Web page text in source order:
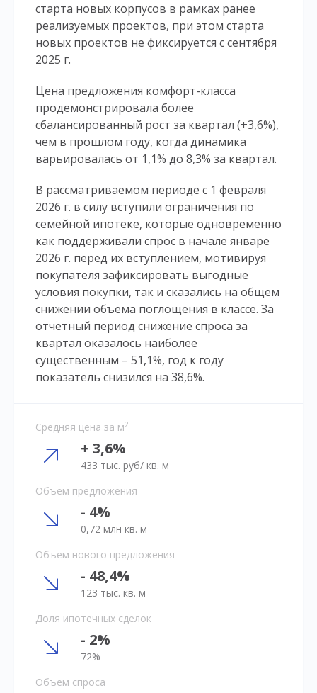
старта новых корпусов в рамках ранее
реализуемых проектов, при этом старта
новых проектов не фиксируется с сентября
2025 г.
Цена предложения комфорт-класса
продемонстрировала более
сбалансированный рост за квартал (+3,6%),
чем в прошлом году, когда динамика
варьировалась от 1,1% до 8,3% за квартал.
В рассматриваемом периоде с 1 февраля
2026 г. в силу вступили ограничения по
семейной ипотеке, которые одновременно
как поддерживали спрос в начале январе
2026 г. перед их вступлением, мотивируя
покупателя зафиксировать выгодные
условия покупки, так и сказались на общем
снижении объема поглощения в классе. За
отчетный период снижение спроса за
квартал оказалось наиболее
существенным – 51,1%, год к году
показатель снизился на 38,6%.
Средняя цена за м2
+ 3,6%
433 тыс. руб/ кв. м
Объём предложения
- 4%
0,72 млн кв. м
Объем нового предложения
- 48,4%
123 тыс. кв. м
Доля ипотечных сделок
- 2%
72%
Объем спроса